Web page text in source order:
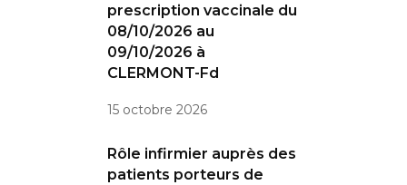
prescription vaccinale du
08/10/2026 au
09/10/2026 à
CLERMONT-Fd
15 octobre 2026
Rôle infirmier auprès des
patients porteurs de